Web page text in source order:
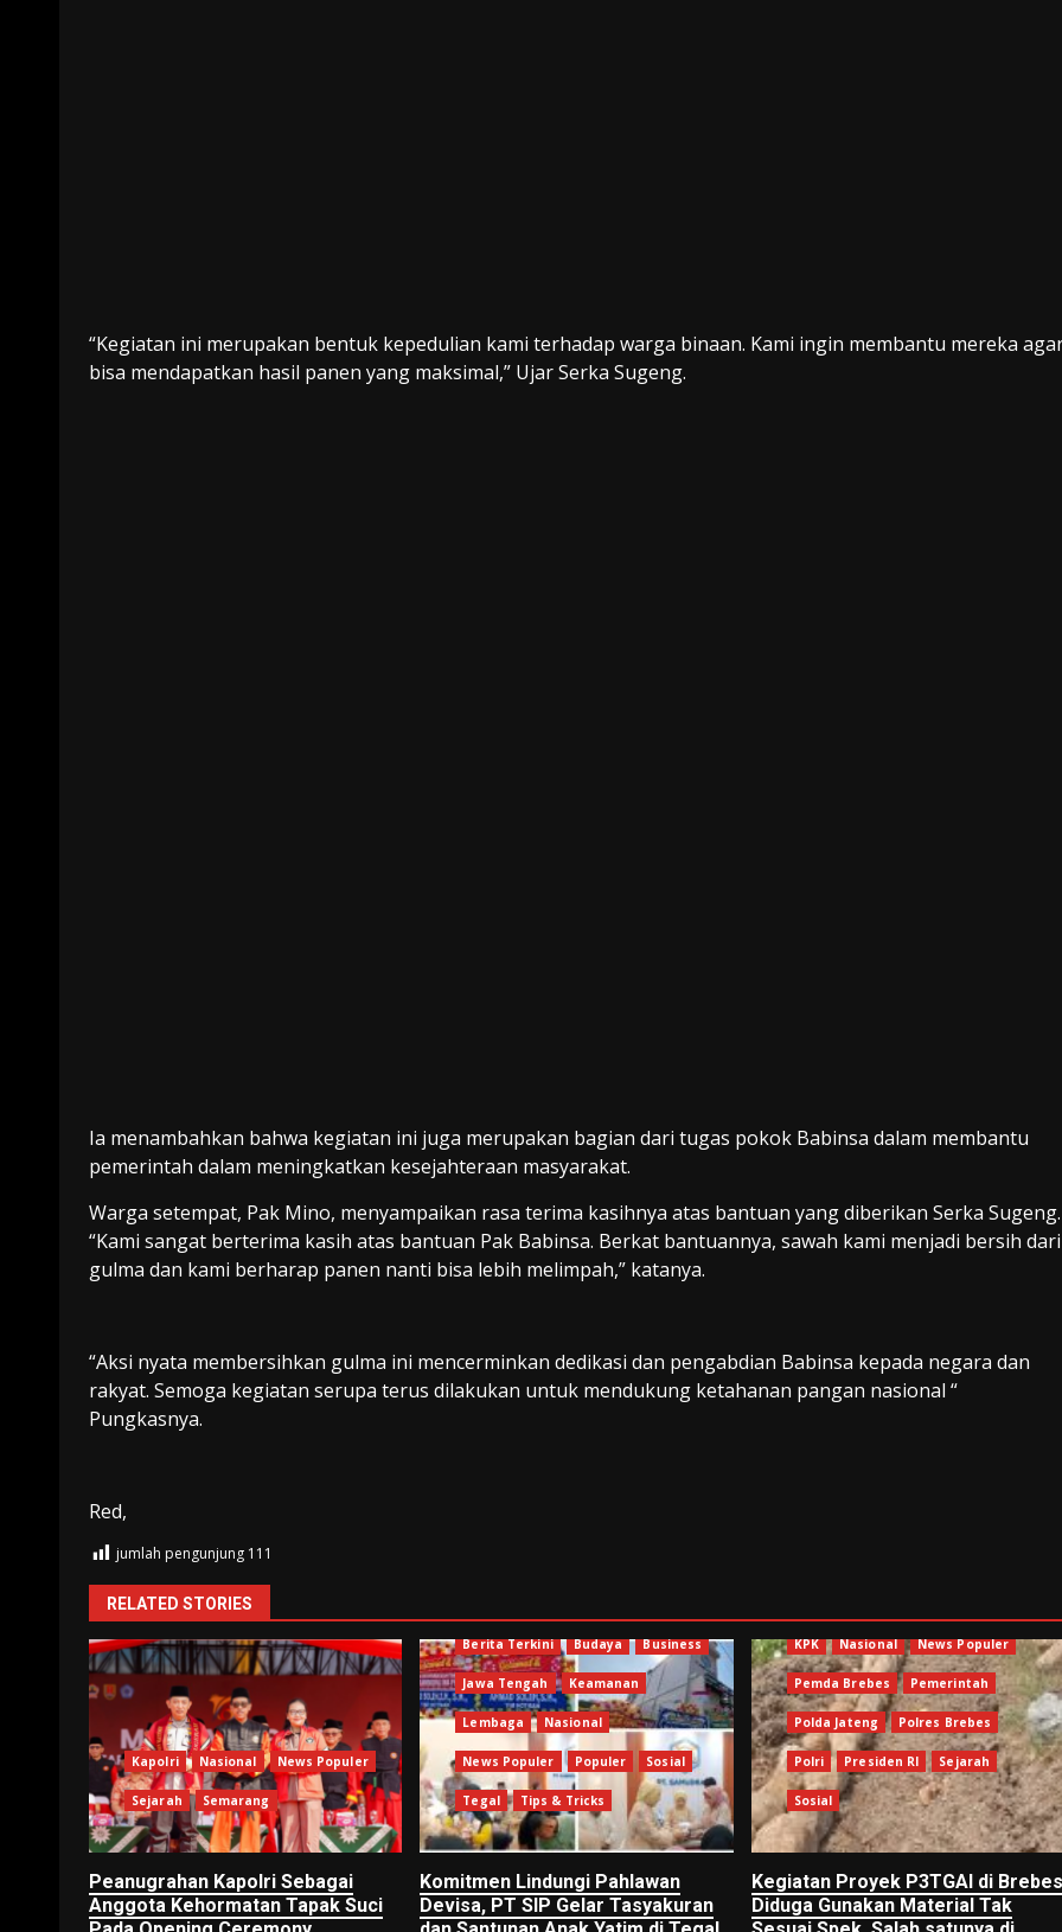
“Kegiatan ini merupakan bentuk kepedulian kami terhadap warga binaan. Kami ingin membantu mereka
bisa mendapatkan hasil panen yang maksimal,” Ujar Serka Sugeng.
Ia menambahkan bahwa kegiatan ini juga merupakan bagian dari tugas pokok Babinsa dalam membantu
pemerintah dalam meningkatkan kesejahteraan masyarakat.
Warga setempat, Pak Mino, menyampaikan rasa terima kasihnya atas bantuan yang diberikan Serka Sugeng.
“Kami sangat berterima kasih atas bantuan Pak Babinsa. Berkat bantuannya, sawah kami menjadi bersih dari
gulma dan kami berharap panen nanti bisa lebih melimpah,” katanya.
“Aksi nyata membersihkan gulma ini mencerminkan dedikasi dan pengabdian Babinsa kepada negara dan
rakyat. Semoga kegiatan serupa terus dilakukan untuk mendukung ketahanan pangan nasional “
Pungkasnya.
Red,
jumlah pengunjung 111
RELATED STORIES
Kapolri Nasional News Populer
Sejarah Semarang
Peanugrahan Kapolri Sebagai
Anggota Kehormatan Tapak Suci
Berita Terkini Budaya Business
Jawa Tengah Keamanan
Lembaga Nasional
News Populer Populer Sosial
Tegal Tips & Tricks
Komitmen Lindungi Pahlawan
Devisa, PT SIP Gelar Tasyakuran
KPK Nasional News Populer
Pemda Brebes Pemerintah
Polda Jateng Polres Brebes
Polri Presiden RI Sejarah
Sosial
Kegiatan Proyek P3TGAI di Brebes
Diduga Gunakan Material Tak